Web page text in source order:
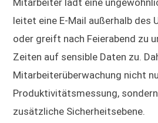
leitet eine E-Mail außerhalb des
oder greift nach Feierabend zu
Zeiten auf sensible Daten zu.
Mitarbeiterüberwachung nicht
Produktivitätsmessung,
zusätzliche Sicherheitsebene.